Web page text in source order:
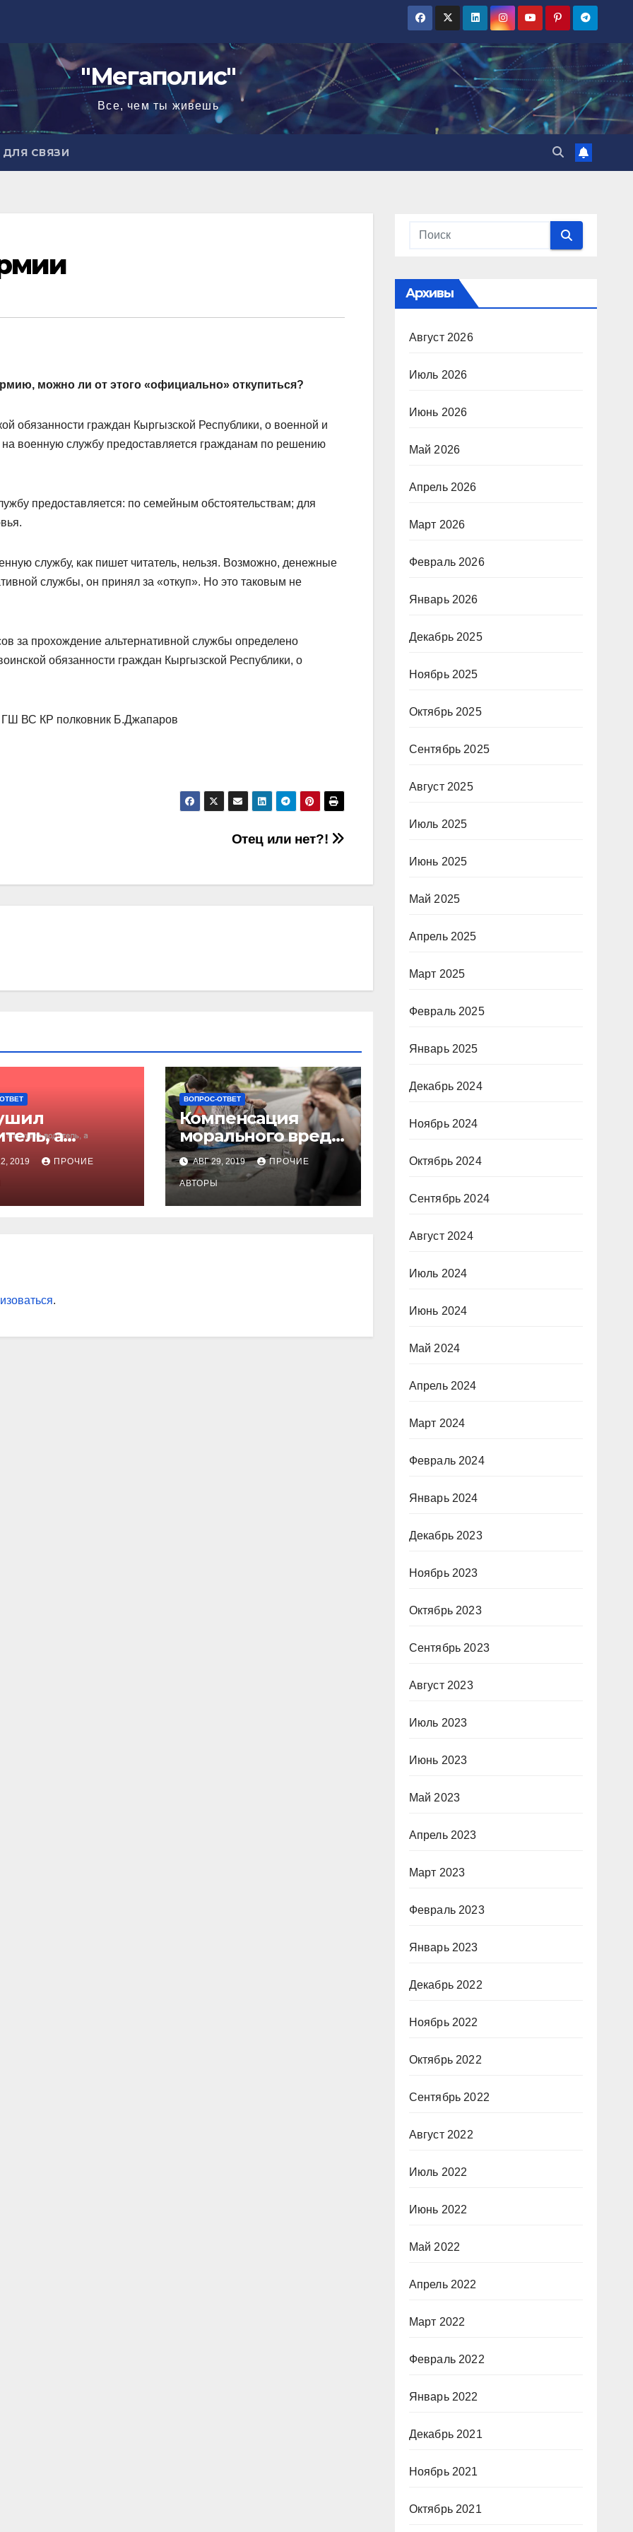
"Мегаполис"
Все, чем ты живешь
ДЛЯ СВЯЗИ
можно ли от этого «официально» откупиться?
обязанности граждан Кыргызской Республики, о военной и
на военную службу предоставляется гражданам по решению
предоставляется: по семейным обстоятельствам; для
службу, как пишет читатель, нельзя. Возможно, денежные
службы, он принял за «откуп». Но это таковым не
за прохождение альтернативной службы определено
обязанности граждан Кыргызской Республики, о
ГШ ВС КР полковник Б.Джапаров
Отец или нет?!
а
2019 ПРОЧИЕ
ВОПРОС-ОТВЕТ
Компенсация
морального вреда
при ДТП
АВГ 29, 2019 ПРОЧИЕ
АВТОРЫ
.
Архивы
Август 2026
Июль 2026
Июнь 2026
Май 2026
Апрель 2026
Март 2026
Февраль 2026
Январь 2026
Декабрь 2025
Ноябрь 2025
Октябрь 2025
Сентябрь 2025
Август 2025
Июль 2025
Июнь 2025
Май 2025
Апрель 2025
Март 2025
Февраль 2025
Январь 2025
Декабрь 2024
Ноябрь 2024
Октябрь 2024
Сентябрь 2024
Август 2024
Июль 2024
Июнь 2024
Май 2024
Апрель 2024
Март 2024
Февраль 2024
Январь 2024
Декабрь 2023
Ноябрь 2023
Октябрь 2023
Сентябрь 2023
Август 2023
Июль 2023
Июнь 2023
Май 2023
Апрель 2023
Март 2023
Февраль 2023
Январь 2023
Декабрь 2022
Ноябрь 2022
Октябрь 2022
Сентябрь 2022
Август 2022
Июль 2022
Июнь 2022
Май 2022
Апрель 2022
Март 2022
Февраль 2022
Январь 2022
Декабрь 2021
Ноябрь 2021
Октябрь 2021